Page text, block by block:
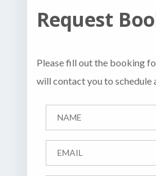
Request
Please fill out the booking
will contact you to schedule